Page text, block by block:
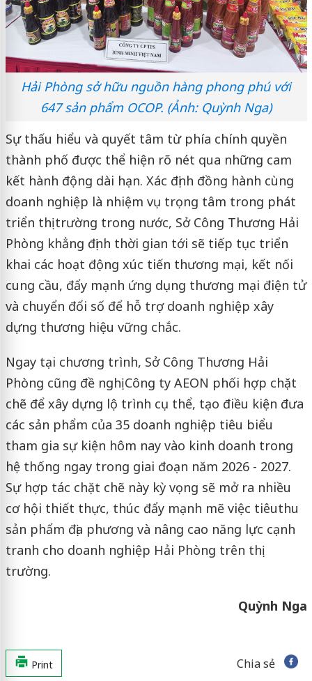
Hải Phòng sở hữu nguồn hàng phong phú với
647 sản phẩm OCOP. (Ảnh: Quỳnh Nga)
Sự thấu hiểu và quyết tâm từ phía chính quyền
thành phố được thể hiện rõ nét qua những cam
kết hành động dài hạn. Xác định đồng hành cùng
doanh nghiệp là nhiệm vụ trọng tâm trong phát
triển thị trường trong nước, Sở Công Thương Hải
Phòng khẳng định thời gian tới sẽ tiếp tục triển
khai các hoạt động xúc tiến thương mại, kết nối
cung cầu, đẩy mạnh ứng dụng thương mại điện tử
và chuyển đổi số để hỗ trợ doanh nghiệp xây
dựng thương hiệu vững chắc.
Ngay tại chương trình, Sở Công Thương Hải
Phòng cũng đề nghị Công ty AEON phối hợp chặt
chẽ để xây dựng lộ trình cụ thể, tạo điều kiện đưa
các sản phẩm của 35 doanh nghiệp tiêu biểu
tham gia sự kiện hôm nay vào kinh doanh trong
hệ thống ngay trong giai đoạn năm 2026 - 2027.
Sự hợp tác chặt chẽ này kỳ vọng sẽ mở ra nhiều
cơ hội thiết thực, thúc đẩy mạnh mẽ việc tiêuthu
sản phẩm địa phương và nâng cao năng lực cạnh
tranh cho doanh nghiệp Hải Phòng trên thị
trường.
Quỳnh Nga
Print Chia sẻ